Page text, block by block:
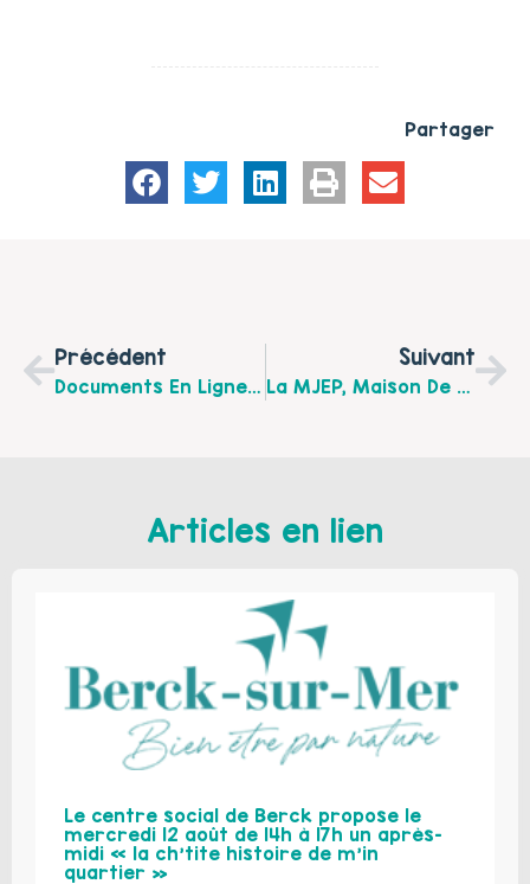
Partager
Précédent
Documents En Ligne: Journée Territoriale « Parentalité & Conjugalité En Crise… » Du 4 Avril 2017 Salle Olof Palme Béthune
Suivant
La MJEP, Maison De La Jeunesse Et De L’Education Populaire Implantée Sur La Région D’Isbergues Recrute Un(e) Référent(e) Familles
Articles en lien
Le centre social de Berck propose le
mercredi 12 août de 14h à 17h un après-
midi « la ch’tite histoire de m’in
quartier »